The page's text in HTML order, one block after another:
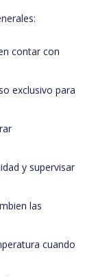
contar con
exclusivo para
y supervisar
las
cuando